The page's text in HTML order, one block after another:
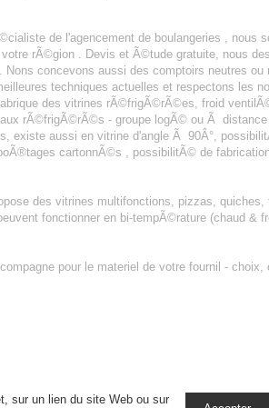
de l'agencement de boulangeries ,
rÃ©gion . Devis et Ã©tude gratuite, nous
Nons concevons aussi des comptoirs neutres
techniques actuelles et respectons les
des vitrines rÃ©frigÃ©rÃ©es, froid
rÃ©frigÃ©rÃ©s - groupe logÃ© ou Ã
existe aussi en vitrine d'angle Ã 90Â°,
cartonnÃ©s , possibilitÃ© de
des vitrines multifonctions, pizzas,
fonctionner en bi-tempÃ©rature (chaud &
pour le materiel de votre fournil -
sur un lien du site Web ou sur